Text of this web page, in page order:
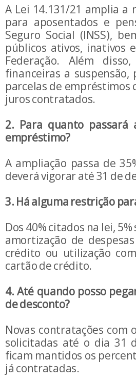
A Lei 14.131/21 amplia a
para aposentados e
Seguro Social (INSS),
públicos ativos, inativos
Federação. Além
financeiras a
parcelas de empréstimos
juros contratados.
2. Para quanto
empréstimo?
A ampliação passa de
deverá vigorar até 31 de
3. Há alguma restrição
Dos 40% citados na lei,
amortização de
crédito ou utilização
cartão de crédito.
4. Até quando posso
de desconto?
Novas contratações com
solicitadas até o dia 31
ficam mantidos os
já contratadas.